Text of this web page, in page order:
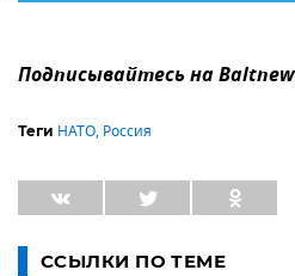
Подписывайтесь на
Теги НАТО, Россия
ССЫЛКИ ПО ТЕМЕ